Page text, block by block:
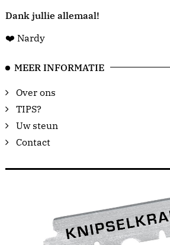
Dank jullie allemaal!
❤️ Nardy
MEER INFORMATIE
Over ons
TIPS?
Uw steun
Contact